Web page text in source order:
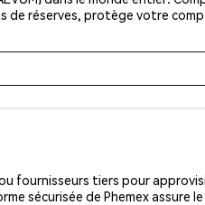
de réserves, protège votre
fournisseurs tiers pour
sécurisée de Phemex assure le